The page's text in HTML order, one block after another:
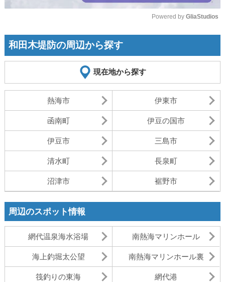
Mute
Powered by GliaStudios
和田木堤防の周辺から探す
現在地から探す
熱海市 伊東市
函南町 伊豆の国市
伊豆市 三島市
清水町 長泉町
沼津市 裾野市
周辺のスポット情報
網代温泉海水浴場 南熱海マリンホール
海上釣堀太公望 南熱海マリンホール裏
筏釣りの東海 網代港